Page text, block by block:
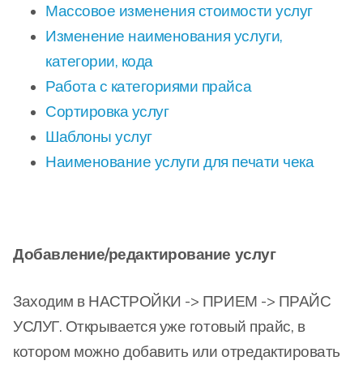
Массовое изменения стоимости услуг
Изменение наименования услуги,
категории, кода
Работа с категориями прайса
Сортировка услуг
Шаблоны услуг
Наименование услуги для печати чека
Добавление/редактирование услуг
Заходим в НАСТРОЙКИ -> ПРИЕМ -> ПРАЙС
УСЛУГ. Открывается уже готовый прайс, в
котором можно добавить или отредактировать